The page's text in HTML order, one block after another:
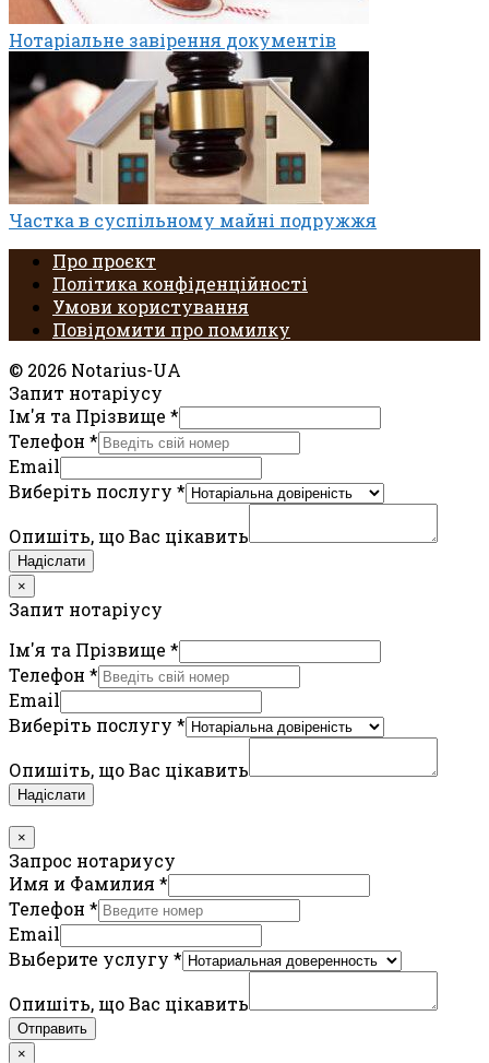
Нотаріальне завірення документів
Частка в суспільному майні подружжя
Про проєкт
Політика конфіденційності
Умови користування
Повідомити про помилку
© 2026 Notarius-UA
Запит нотаріусу
Ім'я та Прізвище *
Телефон *
Email
Виберіть послугу *
Опишіть, що Вас цікавить
Надіслати
×
Запит нотаріусу
Ім'я та Прізвище *
Телефон *
Email
Виберіть послугу *
Опишіть, що Вас цікавить
Надіслати
×
Запрос нотариусу
Имя и Фамилия *
Телефон *
Email
Выберите услугу *
Опишіть, що Вас цікавить
Отправить
×